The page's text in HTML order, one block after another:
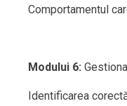
Comportamentul
Modului 6:
Identificarea